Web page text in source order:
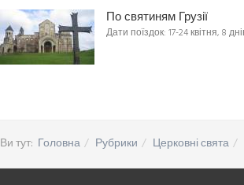
По святиням Грузії
Дати поїздок: 17-24 квітня, 8
Ви тут: Головна Рубрики Церковні свята